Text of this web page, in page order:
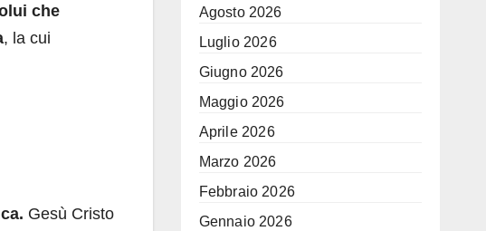
che
, la cui
Gesù Cristo
Agosto 2026
Luglio 2026
Giugno 2026
Maggio 2026
Aprile 2026
Marzo 2026
Febbraio 2026
Gennaio 2026